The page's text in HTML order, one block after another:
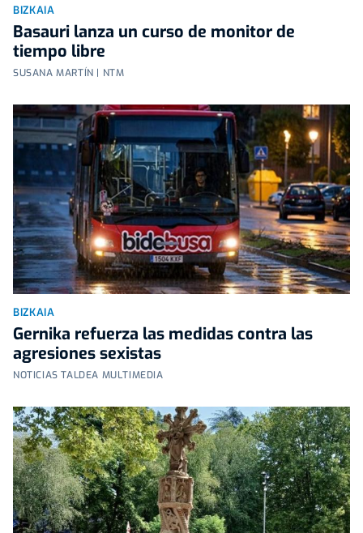
BIZKAIA
Basauri lanza un curso de monitor de
tiempo libre
SUSANA MARTÍN | NTM
BIZKAIA
Gernika refuerza las medidas contra las
agresiones sexistas
NOTICIAS TALDEA MULTIMEDIA